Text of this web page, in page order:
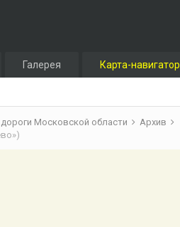
Галерея Карта-навигатор
Московской области
Архив